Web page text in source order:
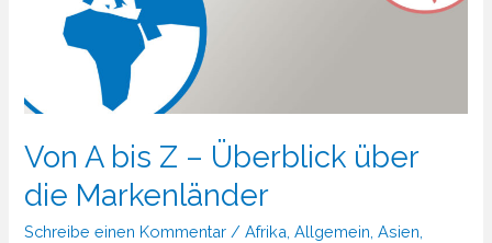
Von A bis Z – Überblick über
die Markenländer
Schreibe einen Kommentar /Afrika ,Allgemein ,Asien